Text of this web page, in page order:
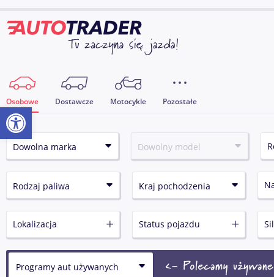
Osobowe Dostawcze Motocykle Pozostałe
Lokalizacja Status pojazdu
Otwórz pasek narzędzi